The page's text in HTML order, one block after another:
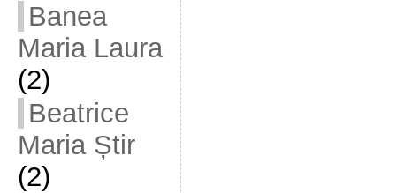
Banea
Maria Laura
(2)
Beatrice
Maria Știr
(2)